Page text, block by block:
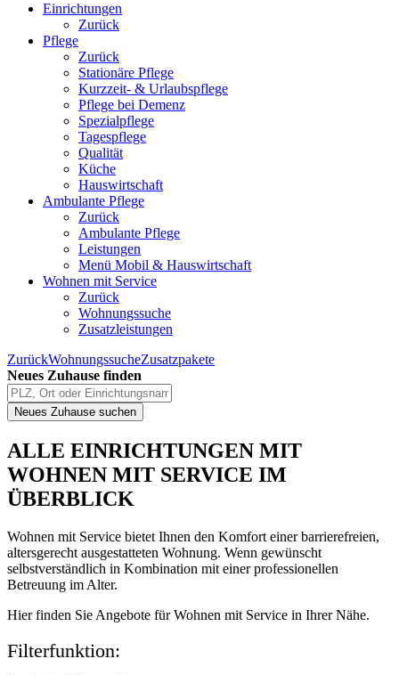
Einrichtungen
Zurück
Pflege
Zurück
Stationäre Pflege
Kurzzeit- & Urlaubspflege
Pflege bei Demenz
Spezialpflege
Tagespflege
Qualität
Küche
Hauswirtschaft
Ambulante Pflege
Zurück
Ambulante Pflege
Leistungen
Menü Mobil & Hauswirtschaft
Wohnen mit Service
Zurück
Wohnungssuche
Zusatzleistungen
ZurückWohnungssucheZusatzpakete
Neues Zuhause finden
ALLE EINRICHTUNGEN MIT
WOHNEN MIT SERVICE IM
ÜBERBLICK
Wohnen mit Service bietet Ihnen den Komfort einer barrierefreien,
altersgerecht ausgestatteten Wohnung. Wenn gewünscht
selbstverständlich in Kombination mit einer professionellen
Betreuung im Alter.
Hier finden Sie Angebote für Wohnen mit Service in Ihrer Nähe.
Filterfunktion: